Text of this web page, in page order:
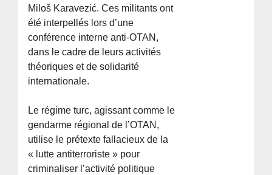
Miloš Karavezić. Ces militants ont
été interpellés lors d’une
conférence interne anti-OTAN,
dans le cadre de leurs activités
théoriques et de solidarité
internationale.
Le régime turc, agissant comme le
gendarme régional de l’OTAN,
utilise le prétexte fallacieux de la
« lutte antiterroriste » pour
criminaliser l’activité politique